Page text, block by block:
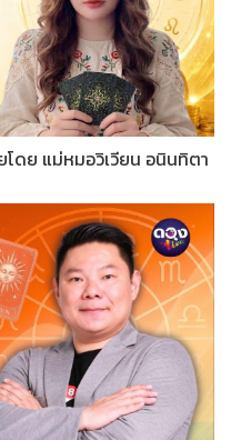
โดย แม่หมอวิเวียน อนินทิตา